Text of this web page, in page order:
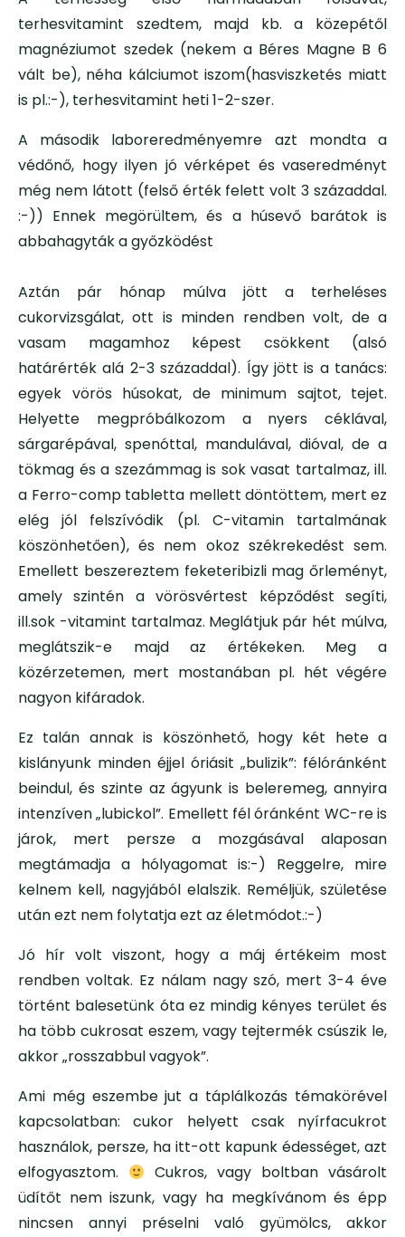
terhesvitamint szedtem, majd kb. a közepétől
magnéziumot szedek (nekem a Béres Magne B 6
vált be), néha kálciumot iszom(hasviszketés miatt
is pl.:-), terhesvitamint heti 1-2-szer.
A második laboreredményemre azt mondta a
védőnő, hogy ilyen jó vérképet és vaseredményt
még nem látott (felső érték felett volt 3 századdal.
:-)) Ennek megörültem, és a húsevő barátok is
abbahagyták a győzködést
Aztán pár hónap múlva jött a terheléses
cukorvizsgálat, ott is minden rendben volt, de a
vasam magamhoz képest csökkent (alsó
határérték alá 2-3 századdal). Így jött is a tanács:
egyek vörös húsokat, de minimum sajtot, tejet.
Helyette megpróbálkozom a nyers céklával,
sárgarépával, spenóttal, mandulával, dióval, de a
tökmag és a szezámmag is sok vasat tartalmaz, ill.
a Ferro-comp tabletta mellett döntöttem, mert ez
elég jól felszívódik (pl. C-vitamin tartalmának
köszönhetően), és nem okoz székrekedést sem.
Emellett beszereztem feketeribizli mag őrleményt,
amely szintén a vörösvértest képződést segíti,
ill.sok -vitamint tartalmaz. Meglátjuk pár hét múlva,
meglátszik-e majd az értékeken. Meg a
közérzetemen, mert mostanában pl. hét végére
nagyon kifáradok.
Ez talán annak is köszönhető, hogy két hete a
kislányunk minden éjjel óriásit „bulizik”: félóránként
beindul, és szinte az ágyunk is beleremeg, annyira
intenzíven „lubickol”. Emellett fél óránként WC-re is
járok, mert persze a mozgásával alaposan
megtámadja a hólyagomat is:-) Reggelre, mire
kelnem kell, nagyjából elalszik. Reméljük, születése
után ezt nem folytatja ezt az életmódot.:-)
Jó hír volt viszont, hogy a máj értékeim most
rendben voltak. Ez nálam nagy szó, mert 3-4 éve
történt balesetünk óta ez mindig kényes terület és
ha több cukrosat eszem, vagy tejtermék csúszik le,
akkor „rosszabbul vagyok”.
Ami még eszembe jut a táplálkozás témakörével
kapcsolatban: cukor helyett csak nyírfacukrot
használok, persze, ha itt-ott kapunk édességet, azt
elfogyasztom.
Cukros, vagy boltban vásárolt
üdítőt nem iszunk, vagy ha megkívánom és épp
nincsen annyi préselni való gyümölcs, akkor